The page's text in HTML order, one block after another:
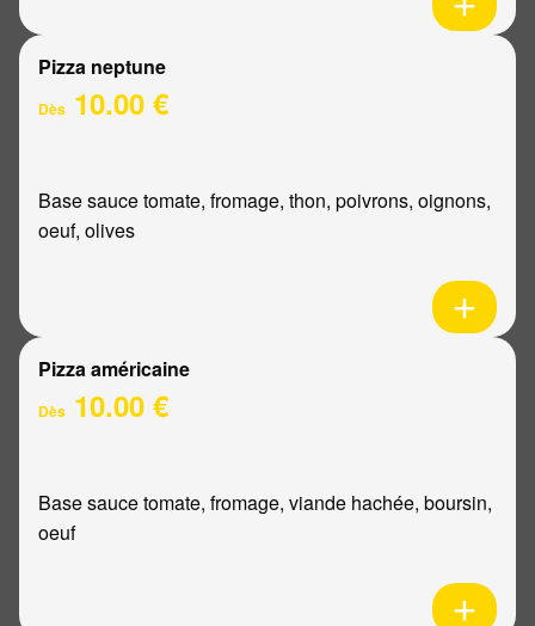
Pizza neptune
Dès 10.00 €
Base sauce tomate, fromage, thon, poivrons, oignons,
oeuf, olives
Pizza américaine
Dès 10.00 €
Base sauce tomate, fromage, viande hachée, boursin,
oeuf